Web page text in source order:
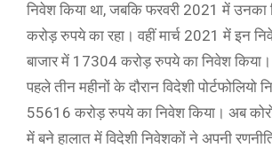
निवेश किया था, जबकि फरवरी 2021 में
करोड़ रुपये का रहा। वहीं मार्च 2021 में इन
बाजार में 17304 करोड़ रुपये का निवेश
पहले तीन महीनों के दौरान विदेशी
55616 करोड़ रुपये का निवेश किया। अब
में बने हालात में विदेशी निवेशकों ने अपनी